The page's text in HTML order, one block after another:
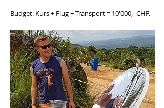
Budget: Kurs + Flug + Transport = 10'000,- CHF.